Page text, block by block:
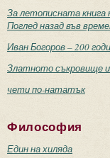
За летописната книга
Поглед назад във
Иван Богоров – 200
Златното съкровище
чети по-нататък
Философия
Един на хиляда